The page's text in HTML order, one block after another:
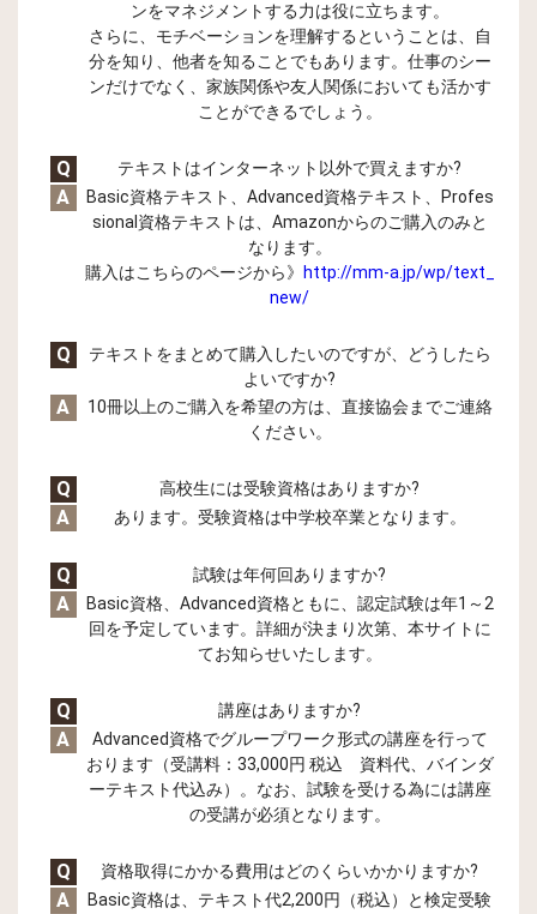
ンをマネジメントする力は役に立ちます。
さらに、モチベーションを理解するということは、自
分を知り、他者を知ることでもあります。仕事のシー
ンだけでなく、家族関係や友人関係においても活かす
ことができるでしょう。
Q テキストはインターネット以外で買えますか?
A
Basic資格テキスト、Advanced資格テキスト、Profes
sional資格テキストは、Amazonからのご購入のみと
なります。
購入はこちらのページから》
http://mm-a.jp/wp/text_
new/
Q
テキストをまとめて購入したいのですが、どうしたら
よいですか?
A
10冊以上のご購入を希望の方は、直接協会までご連絡
ください。
Q 高校生には受験資格はありますか?
A あります。受験資格は中学校卒業となります。
Q 試験は年何回ありますか?
A
Basic資格、Advanced資格ともに、認定試験は年1～2
回を予定しています。詳細が決まり次第、本サイトに
てお知らせいたします。
Q 講座はありますか?
A
Advanced資格でグループワーク形式の講座を行って
おります（受講料：33,000円 税込 資料代、バインダ
ーテキスト代込み）。なお、試験を受ける為には講座
の受講が必須となります。
Q 資格取得にかかる費用はどのくらいかかりますか?
A
Basic資格は、テキスト代2,200円（税込）と検定受験